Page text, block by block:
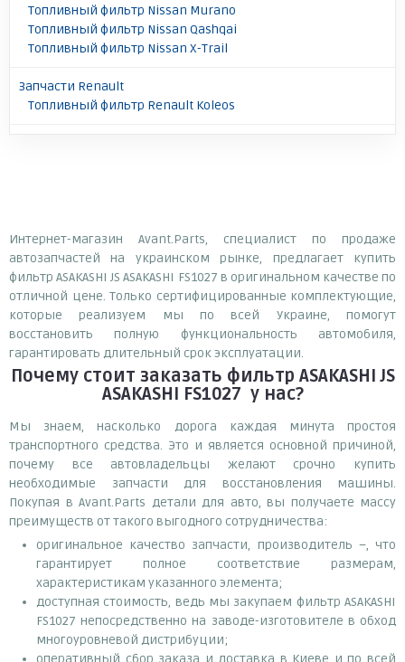
Топливный фильтр Nissan Murano
Топливный фильтр Nissan Qashqai
Топливный фильтр Nissan X-Trail
Запчасти Renault
Топливный фильтр Renault Koleos
Интернет-магазин Avant.Parts, специалист по продаже
автозапчастей на украинском рынке, предлагает купить
фильтр ASAKASHI JS ASAKASHI FS1027 в оригинальном качестве по
отличной цене. Только сертифицированные комплектующие,
которые реализуем мы по всей Украине, помогут
восстановить полную функциональность автомобиля,
гарантировать длительный срок эксплуатации.
Почему стоит заказать фильтр ASAKASHI JS
ASAKASHI FS1027 у нас?
Мы знаем, насколько дорога каждая минута простоя
транспортного средства. Это и является основной причиной,
почему все автовладельцы желают срочно купить
необходимые запчасти для восстановления машины.
Покупая в Avant.Parts детали для авто, вы получаете массу
преимуществ от такого выгодного сотрудничества:
оригинальное качество запчасти, производитель –, что
гарантирует полное соответствие размерам,
характеристикам указанного элемента;
доступная стоимость, ведь мы закупаем фильтр ASAKASHI
FS1027 непосредственно на заводе-изготовителе в обход
многоуровневой дистрибуции;
оперативный сбор заказа и доставка в Киеве и по всей